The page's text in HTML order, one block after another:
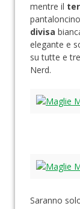
mentre il
divisa
elegante e
su tutte e
Nerd.
Saranno